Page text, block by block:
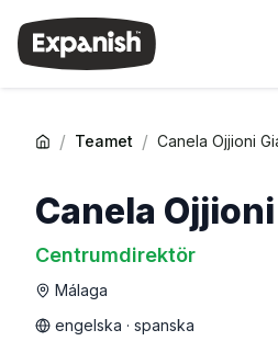
/ Teamet / Canela Ojjioni
Canela
Centrumdirektör
Málaga
engelska · spanska